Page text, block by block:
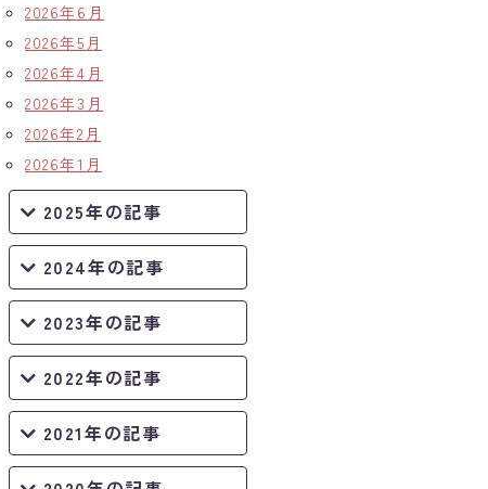
2026年6月
2026年5月
2026年4月
2026年3月
2026年2月
2026年1月
2025年の記事
2024年の記事
2023年の記事
2022年の記事
2021年の記事